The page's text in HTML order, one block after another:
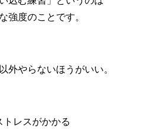
強度のことです。
外やらないほうがいい。
トレスがかかる